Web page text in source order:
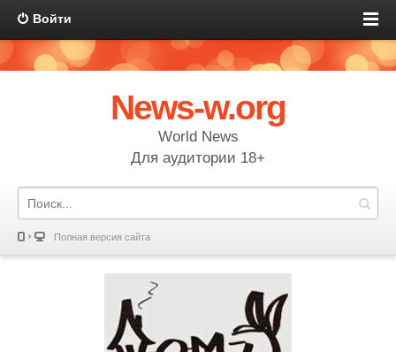
Войти
News-w.org
World News
Для аудитории 18+
Полная версия сайта